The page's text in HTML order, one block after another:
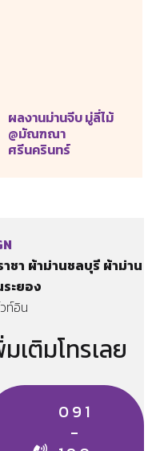
ผลงานม่านจีบ มู่ลี่ไม้
@มัณฑณา
ศรีนครินทร์
ชา ผ้าม่านชลบุรี ผ้าม่าน
ะยอง
ท์อิน
เติมโทรเลย
091
-